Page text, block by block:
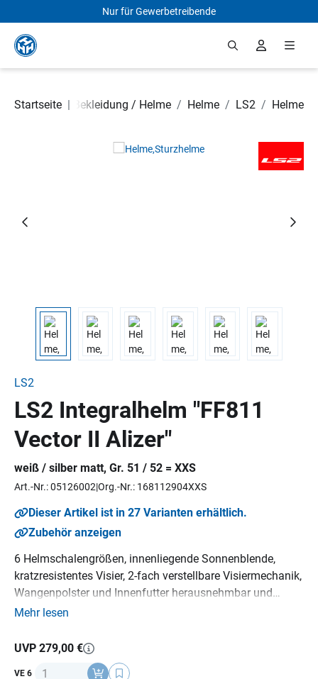
Zum Hauptinhalt springen
Nur für Gewerbetreibende
Startseite |
Rollerteile Bekleidung / Helme / Helme / LS2 / Helme
Bildergalerie überspringen
LS2
LS2 Integralhelm "FF811
Vector II Alizer"
weiß / silber matt, Gr. 51 / 52 = XXS
Art.-Nr.: 05126002 Org.-Nr.: 168112904XXS
Dieser Artikel ist in 27 Varianten erhältlich.
Zubehör anzeigen
6 Helmschalengrößen, innenliegende Sonnenblende,
kratzresistentes Visier, 2-fach verstellbare Visiermechanik,
Wangenpolster und Innenfutter herausnehmbar und
waschbar, Rescue-Wangenpolster, Micrometric-
MaxVision™ im Lieferumfang enthalten, Material: HPFC
lackiert, Gewicht: 1500 g (+/- 50 g),
Mehr lesen
UVP 279,00 €
VE 6 Anzahl